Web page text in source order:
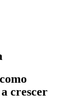
crescer